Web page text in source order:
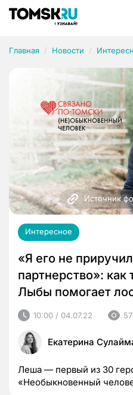
Главная Новости
Источник
Интересное
«Я его не
партнерство»: как
Лыбы помогает
10:00 / 04.07.22
Екатерина
Леша — первый из 30
«Необыкновенный